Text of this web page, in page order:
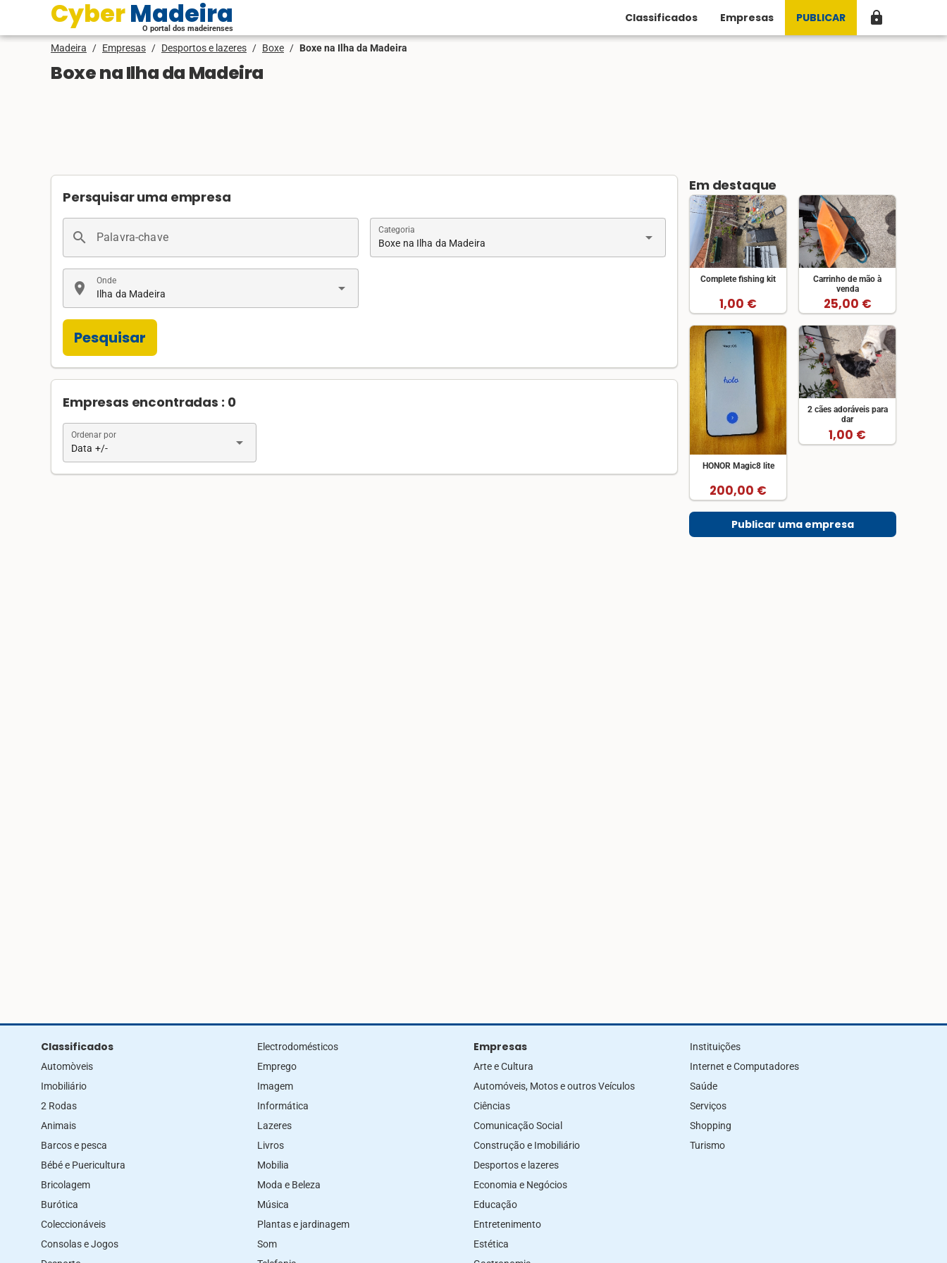
Cyber Madeira
O portal dos madeirenses
Classificados Empresas PUBLICAR lock
Madeira / Empresas / Desportos e lazeres / Boxe / Boxe na Ilha da Madeira
Boxe na Ilha da Madeira
Persquisar uma empresa
search Palavra-chave Boxe na Ilha da Madeira
Categoria arrow_drop_down
location_on Ilha da Madeira
Onde arrow_drop_down
Pesquisar
Empresas encontradas : 0
Data +/-
Ordenar por arrow_drop_down
Em destaque
Complete fishing kit
1,00 €
Carrinho de mão à
venda
25,00 €
HONOR Magic8 lite
200,00 €
2 cães adoráveis para
dar
1,00 €
Publicar uma empresa
Classificados
Automòveis
Imobiliário
2 Rodas
Animais
Barcos e pesca
Bébé e Puericultura
Bricolagem
Burótica
Coleccionáveis
Consolas e Jogos
Electrodomésticos
Emprego
Imagem
Informática
Lazeres
Livros
Mobilia
Moda e Beleza
Música
Plantas e jardinagem
Som
Empresas
Arte e Cultura
Automóveis, Motos e outros Veículos
Ciências
Comunicação Social
Construção e Imobiliário
Desportos e lazeres
Economia e Negócios
Educação
Entretenimento
Estética
Instituições
Internet e Computadores
Saúde
Serviços
Shopping
Turismo